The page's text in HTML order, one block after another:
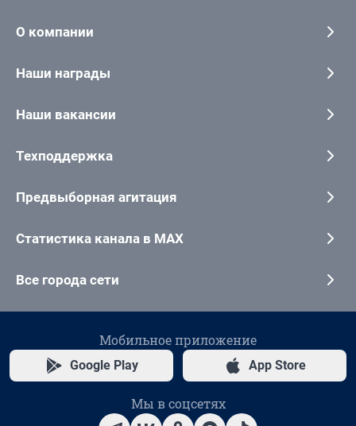
О компании
Наши награды
Наши вакансии
Техподдержка
Предвыборная агитация
Статистика канала в MAX
Все города сети
Мобильное приложение
Google Play App Store
Мы в соцсетях